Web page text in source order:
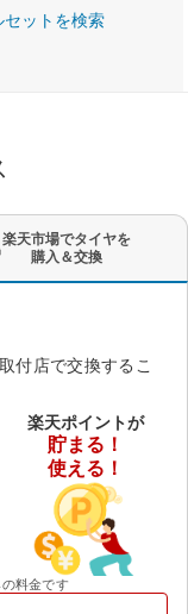
ットを検索
楽天市場でタイヤを
購入＆交換
付店で交換するこ
楽天ポイントが
貯まる！
使える！
料金です